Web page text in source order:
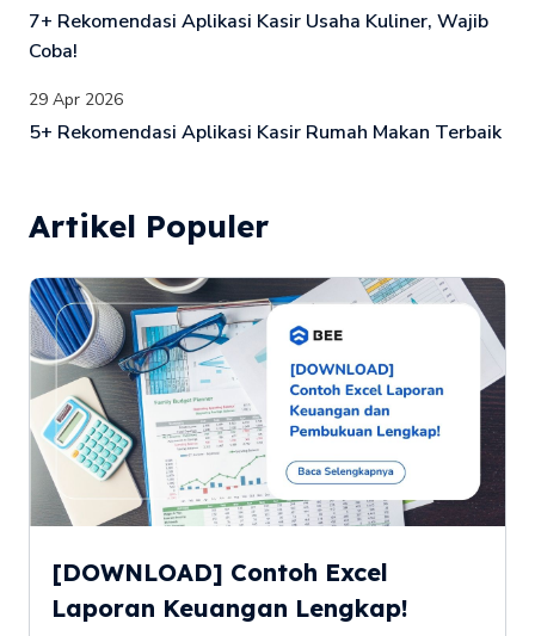
7+ Rekomendasi Aplikasi Kasir Usaha Kuliner, Wajib
Coba!
29 Apr 2026
5+ Rekomendasi Aplikasi Kasir Rumah Makan Terbaik
Artikel Populer
[DOWNLOAD] Contoh Excel
Laporan Keuangan Lengkap!